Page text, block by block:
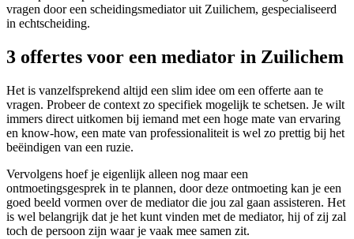
vragen door een scheidingsmediator uit Zuilichem, gespecialiseerd
in echtscheiding.
3 offertes voor een mediator in Zuilichem
Het is vanzelfsprekend altijd een slim idee om een offerte aan te
vragen. Probeer de context zo specifiek mogelijk te schetsen. Je wilt
immers direct uitkomen bij iemand met een hoge mate van ervaring
en know-how, een mate van professionaliteit is wel zo prettig bij het
beëindigen van een ruzie.
Vervolgens hoef je eigenlijk alleen nog maar een
ontmoetingsgesprek in te plannen, door deze ontmoeting kan je een
goed beeld vormen over de mediator die jou zal gaan assisteren. Het
is wel belangrijk dat je het kunt vinden met de mediator, hij of zij zal
toch de persoon zijn waar je vaak mee samen zit.